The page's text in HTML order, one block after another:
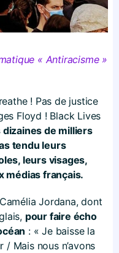
« Antiracisme »
! Pas de justice
Floyd ! Black Lives
dizaines de milliers
tendu leurs
leurs visages,
médias français.
Jordana, dont
pour faire écho
: « Je baisse la
/ Mais nous n’avons